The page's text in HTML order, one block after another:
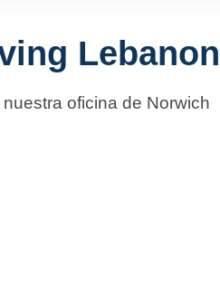
oficina de Norwich